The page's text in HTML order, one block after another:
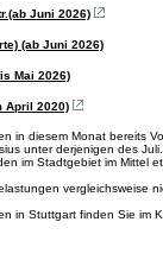
Juni 2026)
(ab Juni 2026)
Mai 2026)
April 2020)
in diesem Monat bereits
unter derjenigen des
im Stadtgebiet im Mittel
in Stuttgart finden Sie im